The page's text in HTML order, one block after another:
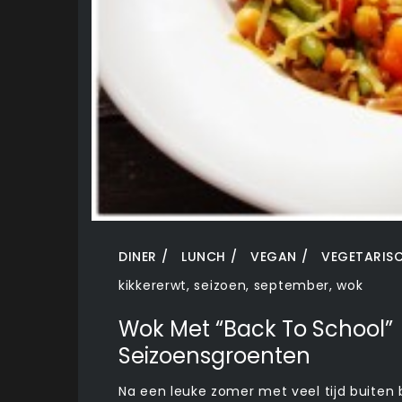
DINER LUNCH VEGAN
kikkererwt,seizoen, september,wok
Wok Met “back To School”
Seizoensgroenten
Na een leuke zomer met veel tijd buiten